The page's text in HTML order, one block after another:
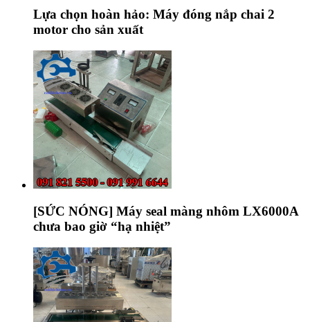
Lựa chọn hoàn hảo: Máy đóng nắp chai 2
motor cho sản xuất
[SỨC NÓNG] Máy seal màng nhôm LX6000A
chưa bao giờ “hạ nhiệt”